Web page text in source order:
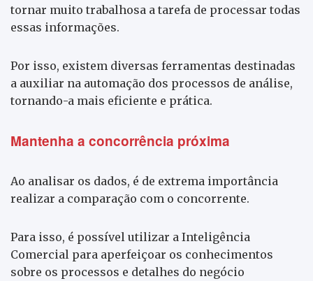
tornar muito trabalhosa a tarefa de processar todas
essas informações.
Por isso, existem diversas ferramentas destinadas
a auxiliar na automação dos processos de análise,
tornando-a mais eficiente e prática.
Mantenha a concorrência próxima
Ao analisar os dados, é de extrema importância
realizar a comparação com o concorrente.
Para isso, é possível utilizar a Inteligência
Comercial para aperfeiçoar os conhecimentos
sobre os processos e detalhes do negócio